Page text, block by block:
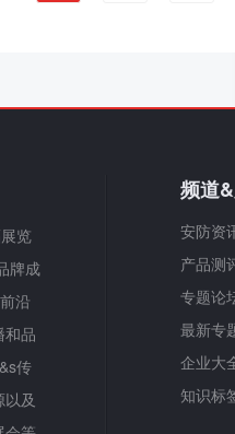
览
牌成
沿
和品
传
及
频道
安防资
产品测
专题论
最新专
企业大
知识标